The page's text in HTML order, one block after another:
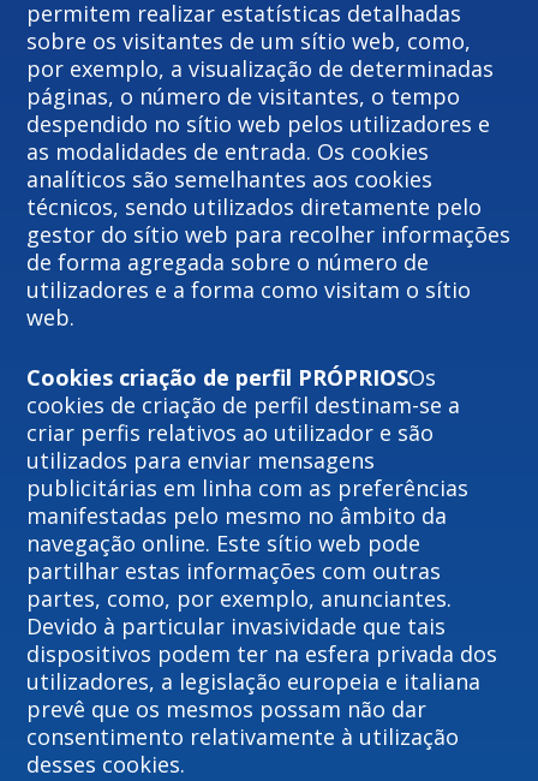
permitem realizar estatísticas detalhadas
sobre os visitantes de um sítio web, como,
por exemplo, a visualização de determinadas
páginas, o número de visitantes, o tempo
despendido no sítio web pelos utilizadores e
as modalidades de entrada. Os cookies
analíticos são semelhantes aos cookies
técnicos, sendo utilizados diretamente pelo
gestor do sítio web para recolher informações
de forma agregada sobre o número de
utilizadores e a forma como visitam o sítio
web.
Cookies criação de perfil PRÓPRIOSOs
cookies de criação de perfil destinam-se a
criar perfis relativos ao utilizador e são
utilizados para enviar mensagens
publicitárias em linha com as preferências
manifestadas pelo mesmo no âmbito da
navegação online. Este sítio web pode
partilhar estas informações com outras
partes, como, por exemplo, anunciantes.
Devido à particular invasividade que tais
dispositivos podem ter na esfera privada dos
utilizadores, a legislação europeia e italiana
prevê que os mesmos possam não dar
consentimento relativamente à utilização
desses cookies.